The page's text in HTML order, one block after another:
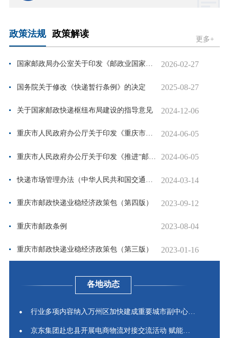
政策法规 政策解读
更多+
国家邮政局办公室关于印发《邮政业国家标准和行业标准审查管... 2026-02-27
国务院关于修改《快递暂行条例》的决定 2025-08-27
关于国家邮政快递枢纽布局建设的指导意见 2024-12-06
重庆市人民政府办公厅关于印发《重庆市加快建设西部国际邮政... 2024-06-05
重庆市人民政府办公厅关于印发《推进“邮运通”发展助力乡村... 2024-06-05
2024-03-14
重庆市邮政快递业稳经济政策包（第四版） 2023-09-12
重庆市邮政条例 2023-08-04
重庆市邮政快递业稳经济政策包（第三版） 2023-01-16
各地动态
行业多项内容纳入万州区加快建成重要城市副中心总体规划
京东集团赴忠县开展电商物流对接交流活动 赋能忠县产业线上...